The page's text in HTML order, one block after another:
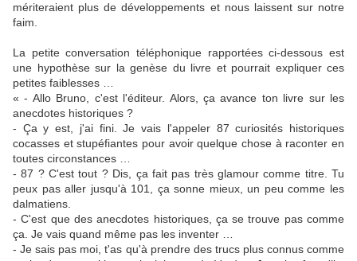
mériteraient plus de développements et nous laissent sur notre
faim.
La petite conversation téléphonique rapportées ci-dessous est
une hypothèse sur la genèse du livre et pourrait expliquer ces
petites faiblesses …
« - Allo Bruno, c'est l'éditeur. Alors, ça avance ton livre sur les
anecdotes historiques ?
- Ça y est, j'ai fini. Je vais l'appeler 87 curiosités historiques
cocasses et stupéfiantes pour avoir quelque chose à raconter en
toutes circonstances …
- 87 ? C'est tout ? Dis, ça fait pas très glamour comme titre. Tu
peux pas aller jusqu'à 101, ça sonne mieux, un peu comme les
dalmatiens.
- C'est que des anecdotes historiques, ça se trouve pas comme
ça. Je vais quand même pas les inventer …
- Je sais pas moi, t'as qu'à prendre des trucs plus connus comme